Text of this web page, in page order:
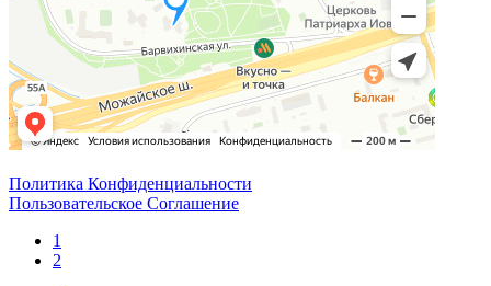
Политика Конфиденциальности
Пользовательское Соглашение
1
2